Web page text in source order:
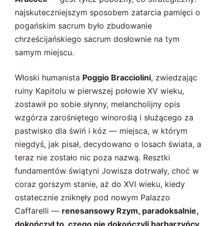
najskuteczniejszym sposobem zatarcia pamięci o
pogańskim sacrum było zbudowanie
chrześcijańskiego sacrum dosłownie na tym
samym miejscu.
Włoski humanista Poggio Bracciolini, zwiedzając
ruiny Kapitolu w pierwszej połowie XV wieku,
zostawił po sobie słynny, melancholijny opis
wzgórza zarośniętego winoroślą i służącego za
pastwisko dla świń i kóz — miejsca, w którym
niegdyś, jak pisał, decydowano o losach świata, a
teraz nie zostało nic poza nazwą. Resztki
fundamentów świątyni Jowisza dotrwały, choć w
coraz gorszym stanie, aż do XVI wieku, kiedy
ostatecznie zniknęły pod nowym Palazzo
Caffarelli — renesansowy Rzym, paradoksalnie,